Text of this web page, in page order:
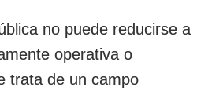
no puede reducirse a
operativa o
trata de un campo